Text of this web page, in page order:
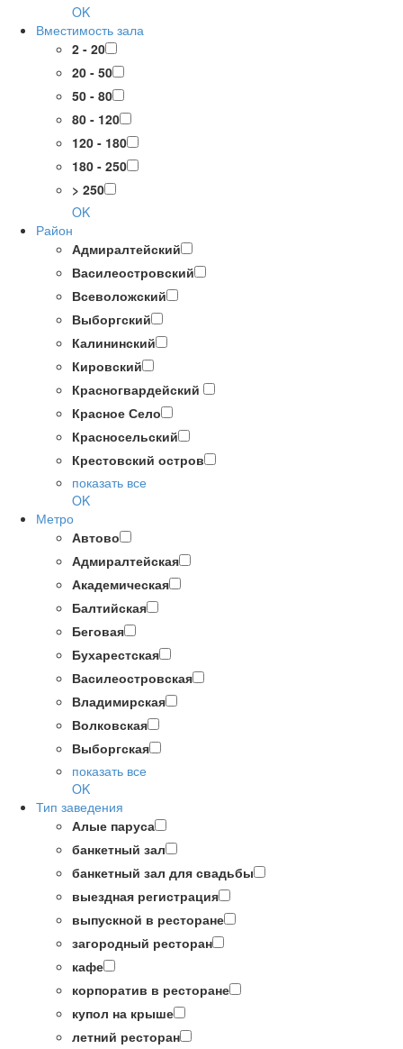
OK
Вместимость зала
2 - 20
20 - 50
50 - 80
80 - 120
120 - 180
180 - 250
> 250
OK
Район
Адмиралтейский
Василеостровский
Всеволожский
Выборгский
Калининский
Кировский
Красногвардейский
Красное Село
Красносельский
Крестовский остров
показать все
OK
Метро
Автово
Адмиралтейская
Академическая
Балтийская
Беговая
Бухарестская
Василеостровская
Владимирская
Волковская
Выборгская
показать все
OK
Тип заведения
Алые паруса
банкетный зал
банкетный зал для свадьбы
выездная регистрация
выпускной в ресторане
загородный ресторан
кафе
корпоратив в ресторане
купол на крыше
летний ресторан